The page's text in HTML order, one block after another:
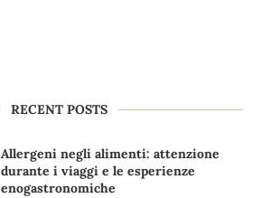
RECENT POSTS
Allergeni negli alimenti: attenzione
durante i viaggi e le esperienze
enogastronomiche